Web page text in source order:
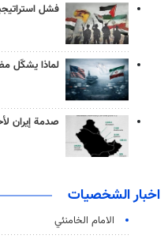
فشل
لماذا يشكّل
صدمة إيران
اخبار الشخصيات
الامام الخامنئي